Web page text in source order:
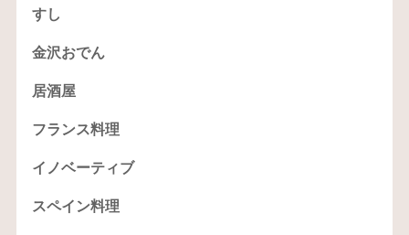
すし
金沢おでん
居酒屋
フランス料理
イノベーティブ
スペイン料理